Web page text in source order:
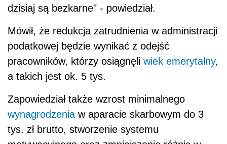
dzisiaj są bezkarne" - powiedział.
Mówił, że redukcja zatrudnienia w administracji
podatkowej będzie wynikać z odejść
pracowników, którzy osiągnęli wiek emerytalny,
a takich jest ok. 5 tys.
Zapowiedział także wzrost minimalnego
wynagrodzenia w aparacie skarbowym do 3
tys. zł brutto, stworzenie systemu